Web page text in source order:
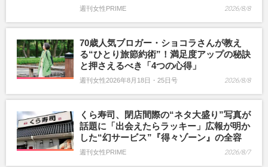
週刊女性PRIME 2026/8/8
70歳人気ブロガー・ショコラさんが教え
る“ひとり旅節約術”！満足度アップの秘訣
と押さえるべき「4つの心得」
週刊女性2026年8月18日・25日号 2026/8/8
くら寿司、閉店間際の“ネタ大盛り”写真が
話題に「出会えたらラッキー」広報が明か
した“幻サービス”『得々ゾーン』の全容
週刊女性PRIME 2026/8/7